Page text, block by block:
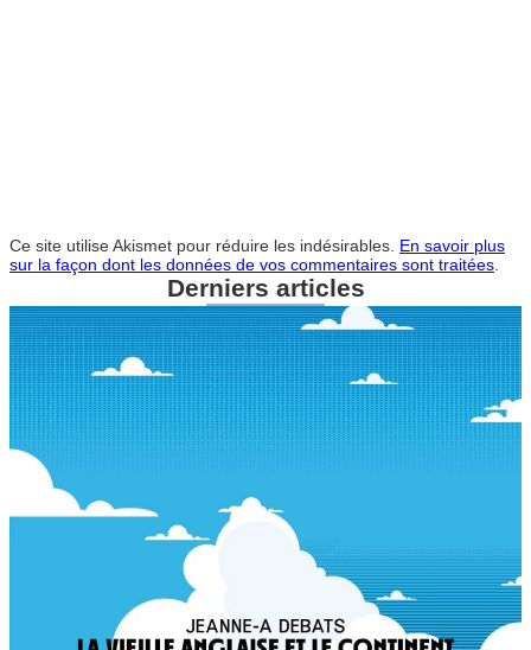
Ce site utilise Akismet pour réduire les indésirables. En savoir plus
sur la façon dont les données de vos commentaires sont traitées
Derniers articles